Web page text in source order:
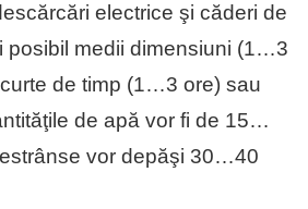
electrice şi căderi de
posibil medii dimensiuni (1…3
de timp (1…3 ore) sau
de apă vor fi de 15…
vor depăşi 30…40